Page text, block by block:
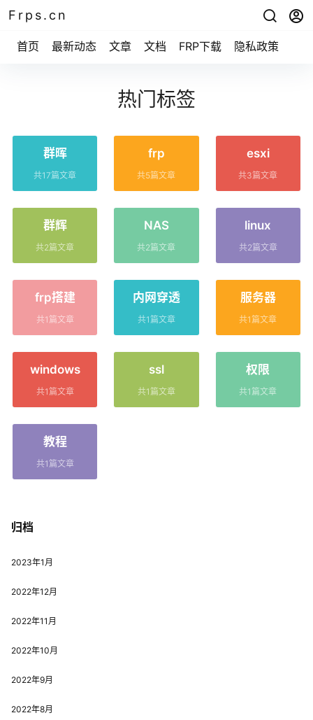
Frps.cn
首页 最新动态 文章 文档 FRP下载 隐私政策
热门标签
群晖
共17篇文章
frp
共5篇文章
esxi
共3篇文章
群辉
共2篇文章
NAS
共2篇文章
linux
共2篇文章
frp搭建
共1篇文章
内网穿透
共1篇文章
服务器
共1篇文章
windows
共1篇文章
ssl
共1篇文章
权限
共1篇文章
教程
共1篇文章
归档
2023年1月
2022年12月
2022年11月
2022年10月
2022年9月
2022年8月